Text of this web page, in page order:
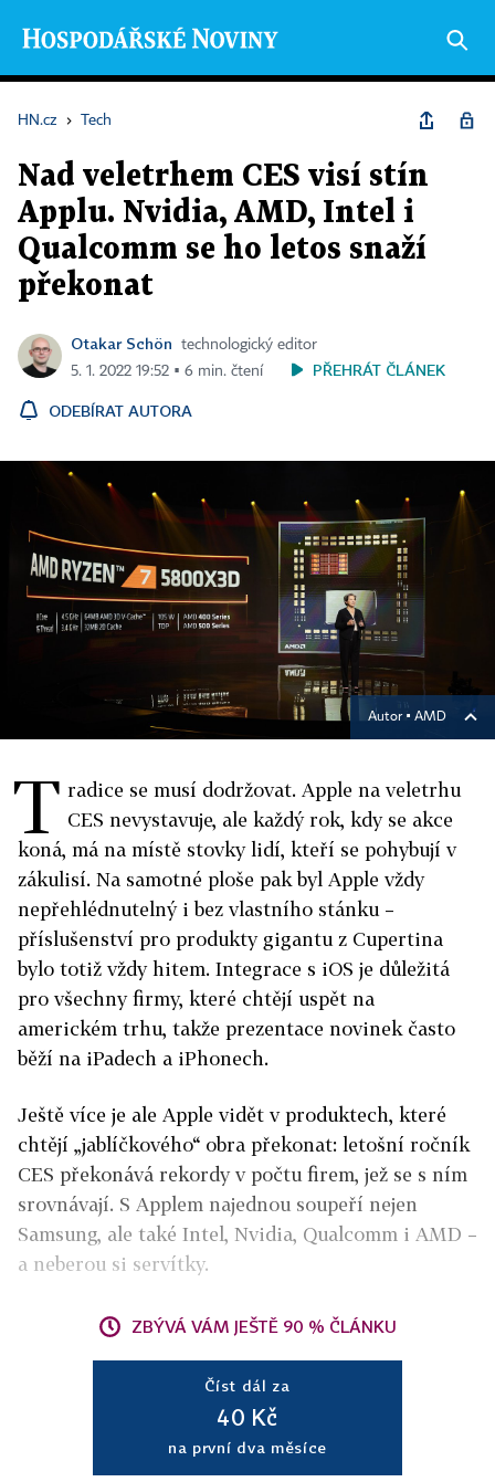
HN.cz › Tech
Nad veletrhem CES visí stín
Applu. Nvidia, AMD, Intel i
Qualcomm se ho letos snaží
překonat
Otakar Schön
technologický editor
5. 1. 2022 19:52 ▪ 6 min. čtení
PŘEHRÁT ČLÁNEK
ODEBÍRAT AUTORA
Autor ▪ AMD
T radice se musí dodržovat. Apple na veletrhu
CES nevystavuje, ale každý rok, kdy se akce
koná, má na místě stovky lidí, kteří se pohybují v
zákulisí. Na samotné ploše pak byl Apple vždy
nepřehlédnutelný i bez vlastního stánku –
příslušenství pro produkty gigantu z Cupertina
bylo totiž vždy hitem. Integrace s iOS je důležitá
pro všechny firmy, které chtějí uspět na
americkém trhu, takže prezentace novinek často
běží na iPadech a iPhonech.
Ještě více je ale Apple vidět v produktech, které
chtějí „jablíčkového“ obra překonat: letošní ročník
CES překonává rekordy v počtu firem, jež se s ním
srovnávají. S Applem najednou soupeří nejen
Samsung, ale také Intel, Nvidia, Qualcomm i AMD –
a neberou si servítky.
ZBÝVÁ VÁM JEŠTĚ 90 % ČLÁNKU
Číst dál za
40 Kč
na první dva měsíce